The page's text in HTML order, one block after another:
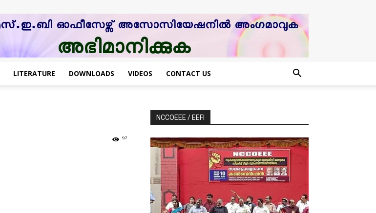
LITERATURE DOWNLOADS VIDEOS CONTACT US
97
NCCOEEE / EEFI